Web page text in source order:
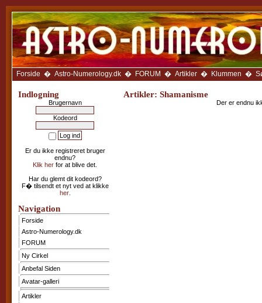
Forside � Astro-Numerology.dk � FORUM � Artikler � Klummen �
Indlogning
Brugernavn
Kodeord
Er du ikke registreret bruger
endnu?
Klik her for at blive det.
Har du glemt dit kodeord?
F� tilsendt et nyt ved at klikke
her.
Navigation
Forside
Astro-Numerology.dk
FORUM
Ny Cirkel
Anbefal Siden
Avatar-galleri
Artikler
Forside
Astro-
Numerology.dk
FORUM
Ny
Cirkel
Anbefal
Avatar-
galleri
Galleriet
som
sidens
medlemmer
Kalenderen
Ugehoroskop
Træk
et
tarotkort
Kontakt
os
Søg
Artikler: Shamanisme
Der er endnu